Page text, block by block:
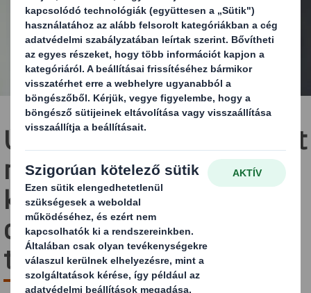
Új, modern laboratóriumot
nyit a DS Smith vevői
körforgásos gazdasági
célkitűzéseinek
támogatására